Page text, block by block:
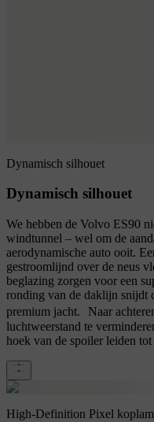
Dynamisch silhouet
Dynamisch silhouet
We hebben de Volvo ES90
windtunnel – wel om de
aerodynamische auto ooit.
gestroomlijnd over de neus
beglazing zorgen voor een
ronding van de daklijn snijdt
premium jacht. Naar
luchtweerstand te
hoek van de spoiler leiden
High-Definition Pixel